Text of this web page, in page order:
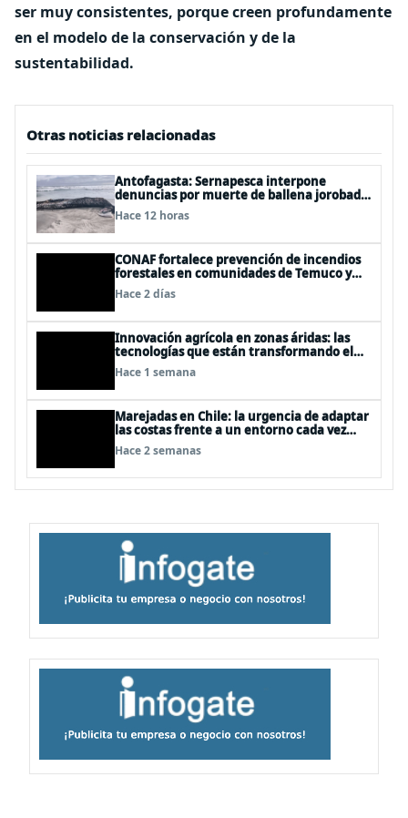
ser muy consistentes, porque creen profundamente
en el modelo de la conservación y de la
sustentabilidad.
Otras noticias relacionadas
Antofagasta: Sernapesca interpone
denuncias por muerte de ballena jorobada
y maltrato a lobos marinos
Hace 12 horas
CONAF fortalece prevención de incendios
forestales en comunidades de Temuco y
Galvarino
Hace 2 días
Innovación agrícola en zonas áridas: las
tecnologías que están transformando el
desierto de Atacama
Hace 1 semana
Marejadas en Chile: la urgencia de adaptar
las costas frente a un entorno cada vez
más desafiante
Hace 2 semanas